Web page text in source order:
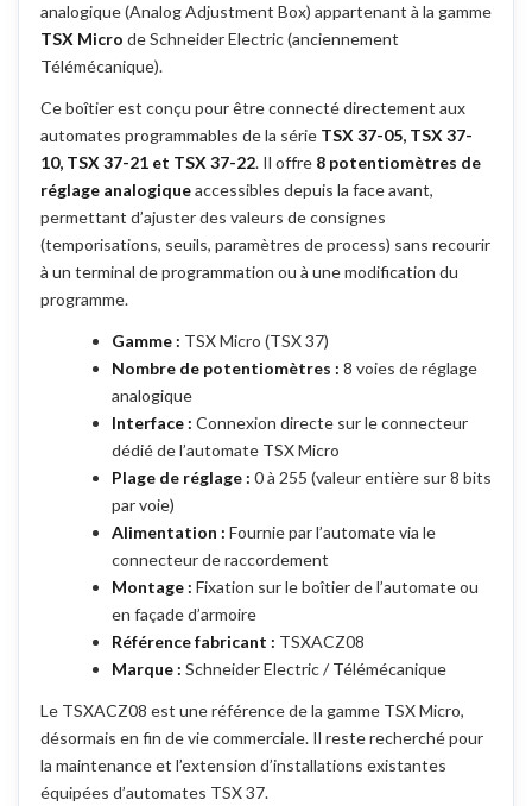
analogique (Analog Adjustment Box) appartenant à la gamme
TSX Micro de Schneider Electric (anciennement
Télémécanique).
Ce boîtier est conçu pour être connecté directement aux
automates programmables de la série TSX 37-05, TSX 37-
10, TSX 37-21 et TSX 37-22. Il offre 8 potentiomètres de
réglage analogiqueaccessibles depuis la face avant,
permettant d’ajuster des valeurs de consignes
(temporisations, seuils, paramètres de process) sans recourir
à un terminal de programmation ou à une modification du
programme.
Gamme : TSX Micro (TSX 37)
Nombre de potentiomètres : 8 voies de réglage
analogique
Interface : Connexion directe sur le connecteur
dédié de l’automate TSX Micro
Plage de réglage : 0 à 255 (valeur entière sur 8 bits
par voie)
Alimentation : Fournie par l’automate via le
connecteur de raccordement
Montage : Fixation sur le boîtier de l’automate ou
en façade d’armoire
Référence fabricant : TSXACZ08
Marque : Schneider Electric / Télémécanique
Le TSXACZ08 est une référence de la gamme TSX Micro,
désormais en fin de vie commerciale. Il reste recherché pour
la maintenance et l’extension d’installations existantes
équipées d’automates TSX 37.